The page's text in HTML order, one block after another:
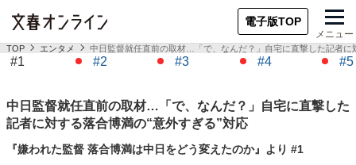
電子版TOP
メニュー
TOP エンタメ 中日監督就任直前の取材…「で、なんだ？」自宅に直撃した記者に
#1 #2 #3 #4 #5
中日監督就任直前の取材…「で、なんだ？」自宅に直撃した
記者に対する落合博満の“意外すぎる”対応
『嫌われた監督 落合博満は中日をどう変えたのか』より #1